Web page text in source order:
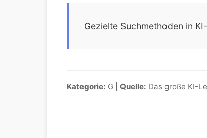
Gezielte Suchmethoden in
Kategorie: G | Quelle: Das große KI-